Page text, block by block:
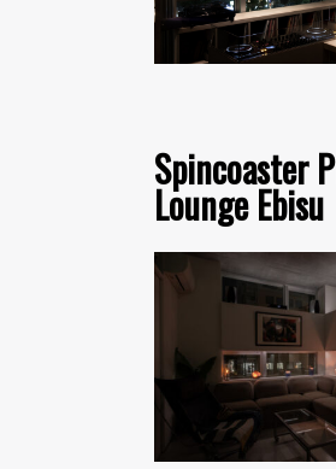
Spincoaster
Lounge Ebisu